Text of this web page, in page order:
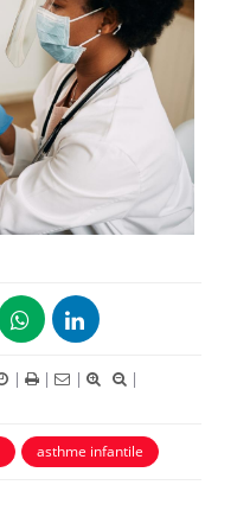
| | |
|
asthme infantile